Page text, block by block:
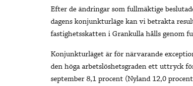
Efter de ändringar som fullmäktige
dagens konjunkturläge kan vi betrakta
fastighetsskatten i Grankulla hålls genom
Konjunkturläget är för närvarande
den höga arbetslöshetsgraden ett uttryck
september 8,1 procent (Nyland 12,0